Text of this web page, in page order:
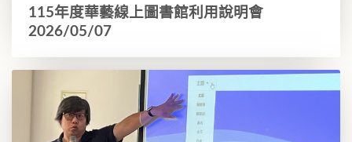
115年度華藝線上圖書館利用說明會
2026/05/07